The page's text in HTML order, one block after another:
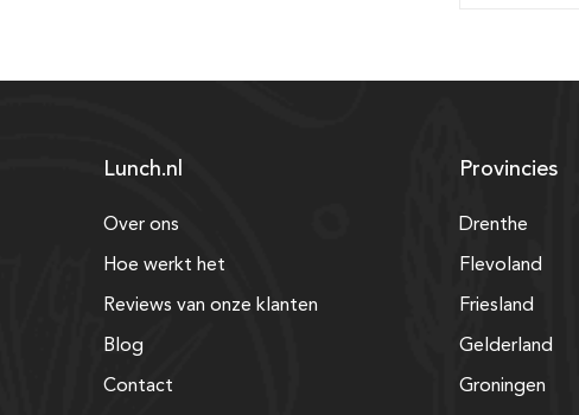
Lunch.nl
Over ons
Hoe werkt het
Reviews van onze klanten
Blog
Contact
Provincies
Drenthe
Flevoland
Friesland
Gelderland
Groningen